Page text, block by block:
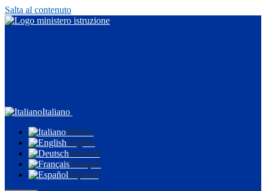
Salta al contenuto
Italiano
Italiano
English
Deutsch
Français
Español